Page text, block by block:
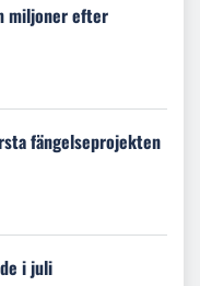
miljoner efter
fängelseprojekten
i juli